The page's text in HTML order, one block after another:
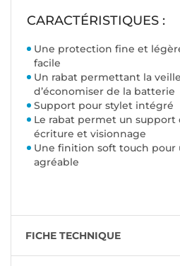
CARACTÉRISTIQUES :
Une protection fine et
facile
Un rabat permettant la
d’économiser de la batterie
Support pour stylet intégré
Le rabat permet un support
écriture et visionnage
Une finition soft touch pour
agréable
FICHE TECHNIQUE